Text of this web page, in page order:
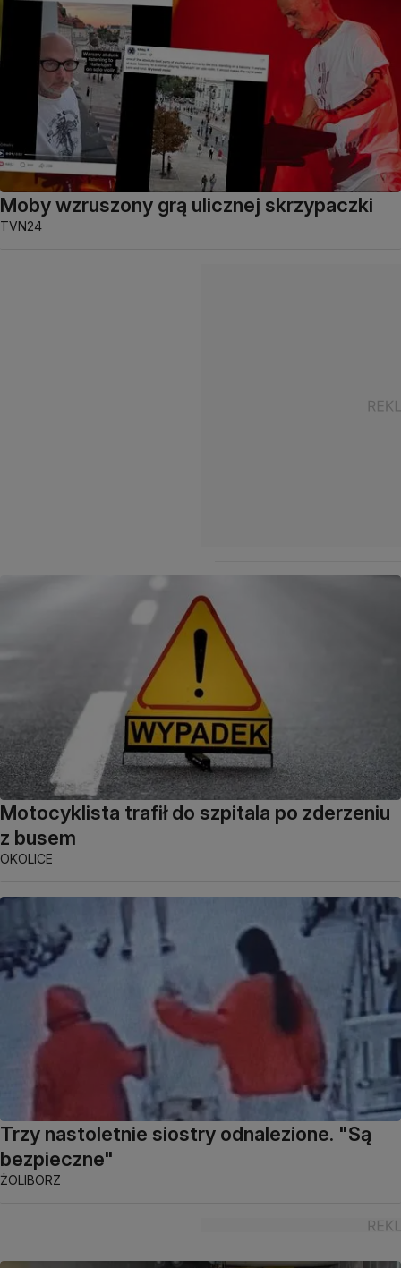
Moby wzruszony grą ulicznej skrzypaczki
TVN24
Motocyklista trafił do szpitala po zderzeniu
z busem
OKOLICE
Trzy nastoletnie siostry odnalezione. "Są
bezpieczne"
ŻOLIBORZ